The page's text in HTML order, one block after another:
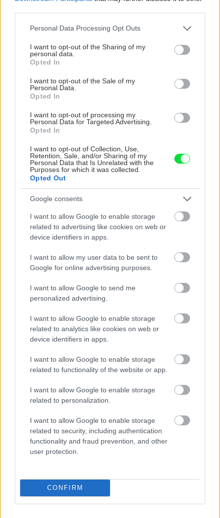
Please note that this website/app uses one or more Google
not limited to your visit or usage behaviour. You may click to
grant or deny consent to Google and its third-party tags to
use your data for below specified purposes in below Google
consent section.
Personal Data Processing Opt Outs
I want to opt-out of the Sharing of my
personal data.
Opted In
I want to opt-out of the Sale of my
Personal Data.
Opted In
I want to opt-out of processing my
Personal Data for Targeted Advertising.
Opted In
I want to opt-out of Collection, Use,
Retention, Sale, and/or Sharing of my
Personal Data that Is Unrelated with the
Purposes for which it was collected.
Opted Out
Google consents
I want to allow Google to enable storage
related to advertising like cookies on web or
device identifiers in apps.
I want to allow my user data to be sent to
Google for online advertising purposes.
I want to allow Google to send me
personalized advertising.
I want to allow Google to enable storage
related to analytics like cookies on web or
device identifiers in apps.
I want to allow Google to enable storage
related to functionality of the website or app.
I want to allow Google to enable storage
related to personalization.
I want to allow Google to enable storage
related to security, including authentication
functionality and fraud prevention, and other
user protection.
CONFIRM
5 trvaliek s
panašovanými listami,
ktoré dodajú vášmu
šmrnc
Trvalky, ktoré znesú
sucho a teplo? Tieto
deň
levanduľa! 7 fialových
krások, ktoré rozžiaria
vašu záhradu
ochabnuté izbové
rastliny? Pravda vás
možno prekvapí
CHALUPA
Na Morave prerobila
nepoznanie: Keď
vojdete dnu, zabudnete,
S motorovou pílou sa
Slovák sa nebál a v
duchu tradícií